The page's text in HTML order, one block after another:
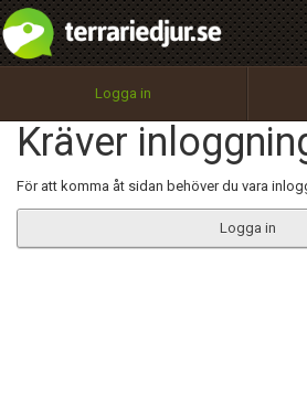
Logga in
Kräver
För att komma åt sidan behöver du vara
Logga in
Utför
100%
OK
integritetspolicy
Namn:
Epost:
Begär nytt lösenord